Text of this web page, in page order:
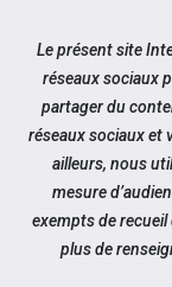
Aller au contenu
Notre
Le présent site
réseaux sociaux
partager du
réseaux sociaux et
ailleurs, nous
mesure
exempts de
plus de